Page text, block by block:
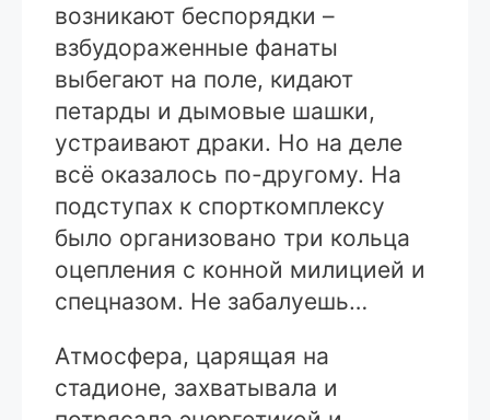
возникают беспорядки –
взбудораженные фанаты
выбегают на поле, кидают
петарды и дымовые шашки,
устраивают драки. Но на деле
всё оказалось по-другому. На
подступах к спорткомплексу
было организовано три кольца
оцепления с конной милицией и
спецназом. Не забалуешь…
Атмосфера, царящая на
стадионе, захватывала и